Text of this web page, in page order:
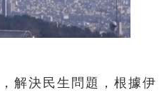
解決民生問題，根據伊